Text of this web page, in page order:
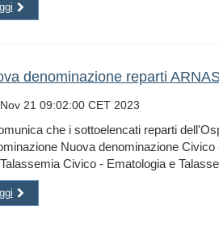
denominazione reparti
21 09:02:00 CET 2023
che i sottoelencati reparti
Nuova denominazione
Civico - Ematologia e